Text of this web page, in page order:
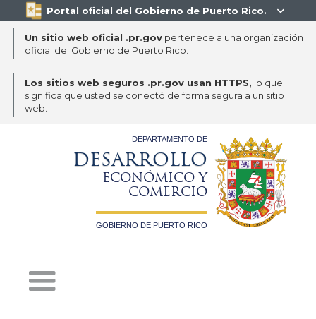
Portal oficial del Gobierno de Puerto Rico. 
Un sitio web oficial .pr.govpertenece a una organización
oficial del Gobierno de Puerto Rico.
Los sitios web seguros .pr.gov usan HTTPS, lo que
significa que usted se conectó de forma segura a un sitio
web.
DEPARTAMENTO DE
DESARROLLO
ECONÓMICO Y
COMERCIO
GOBIERNO DE PUERTO RICO